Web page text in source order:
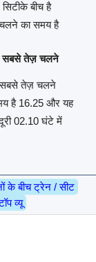
बीच है
का समय है
सबसे तेज़ चलने
सबसे तेज़ चलने
है 16.25 और यह
02.10 घंटे में
के बीच ट्रेन / सीट
व्यू